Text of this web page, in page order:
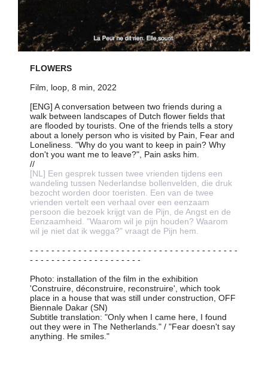
FLOWERS
Film, loop, 8 min, 2022
[ENG] A conversation between two friends during a
walk between landscapes of Dutch flower fields that
are flooded by tourists. One of the friends tells a story
about a lonely person who is visited by Pain, Fear and
Loneliness. "Why do you want to keep in pain? Why
don't you want me to leave?", Pain asks him.
//
[NL] Een gesprek tussen twee vrienden tijdens een
wandeling tussen Nederlandse bollenvelden, die druk
bezocht worden door toeristen. Een van de twee
vrienden vertelt een verhaal over een eenzaam
persoon die bezoek krijgt van de Pijn, de Angst en de
Eenzaamheid. "Waarom wil je pijn houden? Waarom
wil je niet dat ik wegga?" vraagt de Pijn hem.
- - - - - - - - - - - - - - - - - - - - - - - - - - - - - - - - - - - - - - -
- - - - - - - - - - - - - - - - - - - - -
Photo: installation of the film in the exhibition
'Construire, déconstruire, reconstruire', which took
place in a house that was still under construction, OFF
Biennale Dakar (SN)
Subtitle translation: "Only when I came here, I found
out they were in The Netherlands." / "Fear doesn't say
anything. He smiles."